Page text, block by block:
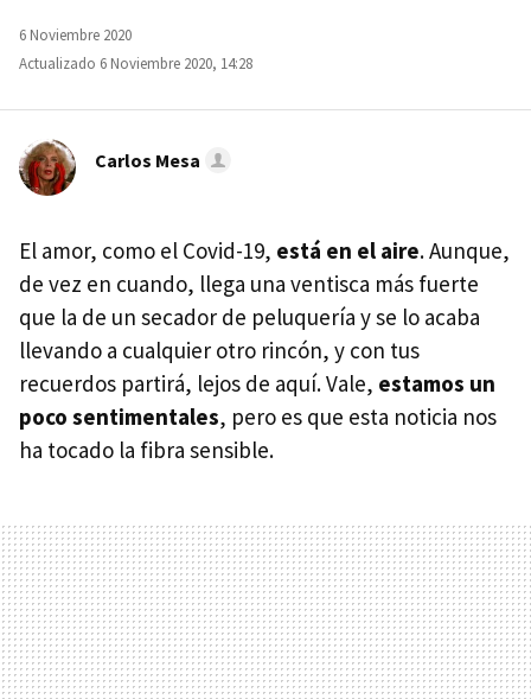
6 Noviembre 2020
Actualizado 6 Noviembre 2020, 14:28
Carlos Mesa
El amor, como el Covid-19, está en el aire. Aunque,
de vez en cuando, llega una ventisca más fuerte
que la de un secador de peluquería y se lo acaba
llevando a cualquier otro rincón, y con tus
recuerdos partirá, lejos de aquí. Vale, estamos un
poco sentimentales, pero es que esta noticia nos
ha tocado la fibra sensible.